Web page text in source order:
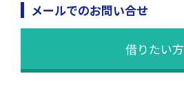
メールでのお問い合せ
借りたい方